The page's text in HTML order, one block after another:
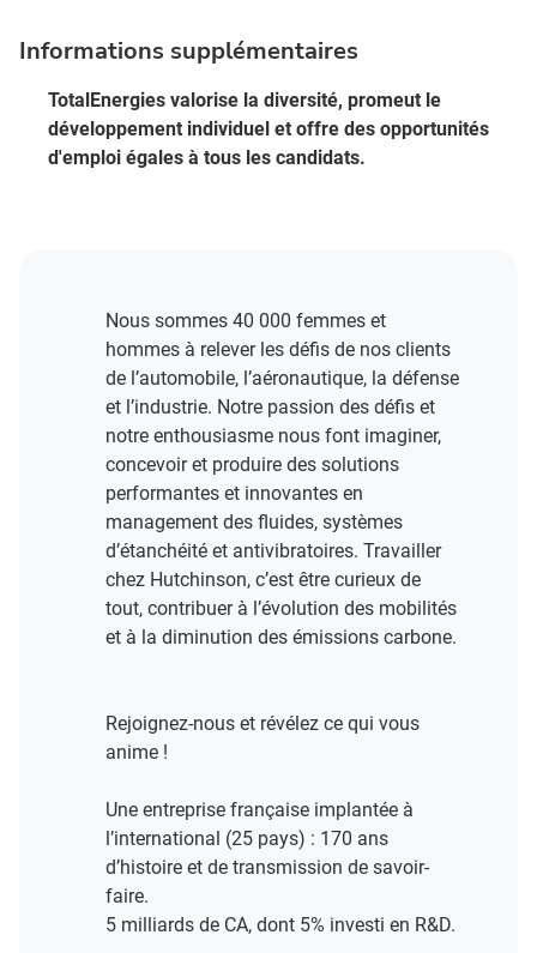
Informations supplémentaires
TotalEnergies valorise la diversité, promeut le
développement individuel et offre des opportunités
d'emploi égales à tous les candidats.
Nous sommes 40 000 femmes et
hommes à relever les défis de nos clients
de l’automobile, l’aéronautique, la défense
et l’industrie. Notre passion des défis et
notre enthousiasme nous font imaginer,
concevoir et produire des solutions
performantes et innovantes en
management des fluides, systèmes
d’étanchéité et antivibratoires. Travailler
chez Hutchinson, c’est être curieux de
tout, contribuer à l’évolution des mobilités
et à la diminution des émissions carbone.
Rejoignez-nous et révélez ce qui vous
anime !​
Une entreprise française implantée à
l’international (25 pays) : 170 ans
d’histoire et de transmission de savoir-
faire.​
5 milliards de CA, dont 5% investi en R&D​.